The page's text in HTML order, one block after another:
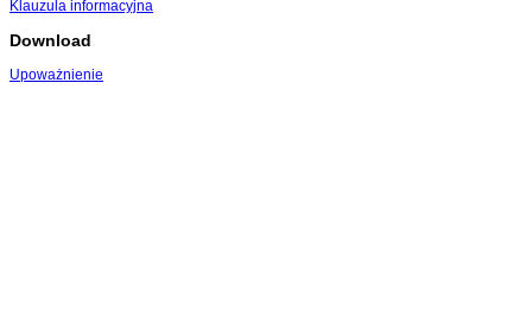
Klauzula informacyjna
Download
Upoważnienie